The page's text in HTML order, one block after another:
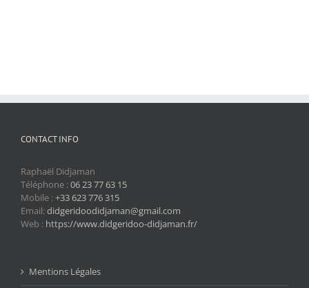
CONTACT INFO
Raphaël Didjaman
Téléphone :06 23 77 63 15
Mobile :+33 623 776 315
Email:didgeridoodidjaman@gmail.com
Web : https://www.didgeridoo-didjaman.fr/
Mentions Légales